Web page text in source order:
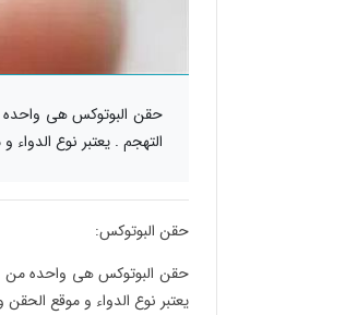
حقن البوتوکس هی واحده
التهجم . یعتبر نوع
حقن البوتوکس:
حقن البوتوکس هی واحده من
یعتبر نوع الدواء و موقع